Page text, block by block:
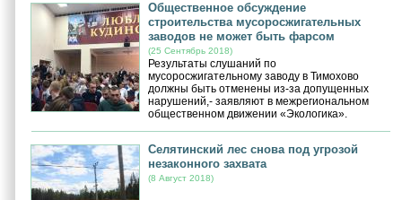
Общественное обсуждение
строительства мусоросжигательных
заводов не может быть фарсом
(25 Сентябрь 2018)
Результаты слушаний по
мусоросжигательному заводу в Тимохово
должны быть отменены из-за допущенных
нарушений,- заявляют в межрегиональном
общественном движении «Экологика».
Селятинский лес снова под угрозой
незаконного захвата
(8 Август 2018)